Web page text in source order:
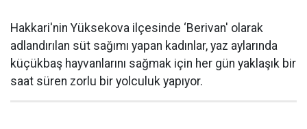
Hakkari'nin Yüksekova ilçesinde ‘Berivan' olarak
adlandırılan süt sağımı yapan kadınlar, yaz aylarında
küçükbaş hayvanlarını sağmak için her gün yaklaşık bir
saat süren zorlu bir yolculuk yapıyor.